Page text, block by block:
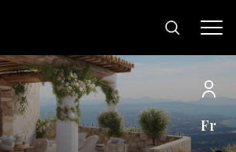
Fr